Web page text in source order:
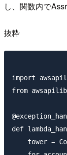
し、関数内で
抜粋
import
from
def
tower =